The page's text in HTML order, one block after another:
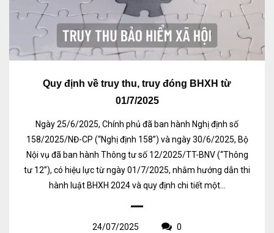
Quy định về truy thu, truy đóng BHXH từ
01/7/2025
Ngày 25/6/2025, Chính phủ đã ban hành Nghị định số
158/2025/NĐ-CP (“Nghị định 158”) và ngày 30/6/2025, Bộ
Nội vụ đã ban hành Thông tư số 12/2025/TT-BNV (“Thông
tư 12”), có hiệu lực từ ngày 01/7/2025, nhằm hướng dẫn thi
hành luật BHXH 2024 và quy định chi tiết một...
24/07/2025 0